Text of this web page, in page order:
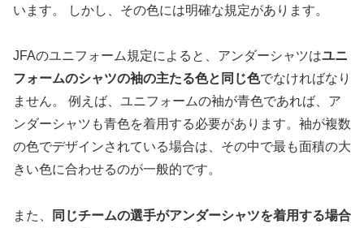
います。 しかし、その色には明確な規定があります。
JFAのユニフォーム規定によると、アンダーシャツはユニ
フォームのシャツの袖の主たる色と同じ色でなければなり
ません。 例えば、ユニフォームの袖が青色であれば、ア
ンダーシャツも青色を着用する必要があります。袖が複数
の色でデザインされている場合は、その中で最も面積の大
きい色に合わせるのが一般的です。
また、
同じチームの選手がアンダーシャツを着用する場合